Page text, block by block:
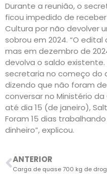
Durante a reunião, o
ficou impedido de
Cultura por não devolver
sobrou em 2024. “O
mas em dezembro de
devolva o saldo
secretaria no começo do
dizendo que não foram
conversar no Ministério
até dia 15 (de janeiro),
Foram 15 dias
dinheiro”, explicou.
ANTERIOR